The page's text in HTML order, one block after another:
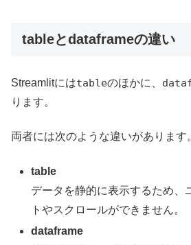
tableとdataframeの違い
Streamlitにはtableのほかに、
ります。
両者には次のような違いがあります
table
データを静的に表示するため、
トやスクロールができません。
dataframe